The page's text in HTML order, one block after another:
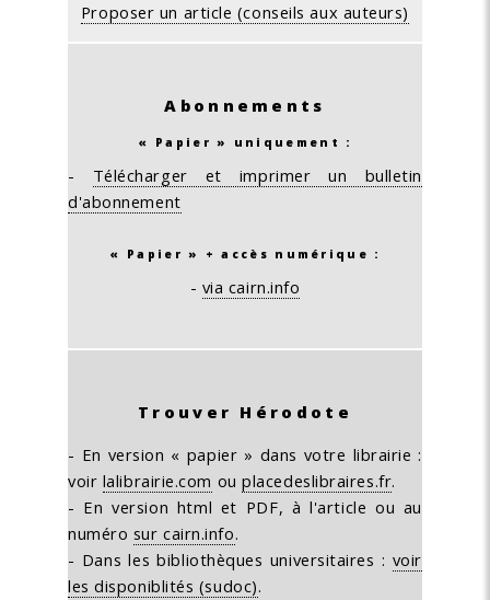
Proposer un article (conseils aux auteurs)
Abonnements
« Papier » uniquement :
- Télécharger et imprimer un bulletin
d'abonnement
« Papier » + accès numérique :
- via cairn.info
Trouver Hérodote
- En version « papier » dans votre librairie :
voir lalibrairie.com ouplacedeslibraires.fr.
- En version html et PDF, à l'article ou au
numéro sur cairn.info.
- Dans les bibliothèques universitaires : voir
les disponiblités (sudoc).